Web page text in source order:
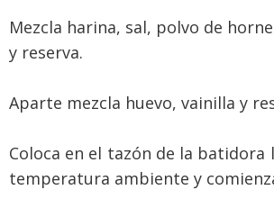
Mezcla harina, sal, polvo de
y reserva.
Aparte mezcla huevo, vainilla y
Coloca en el tazón de la batidora
temperatura ambiente y